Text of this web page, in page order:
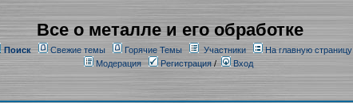
Все о металле и его обработке
Поиск Свежие темы Горячие Темы Участники
На главную страницу
Модерация
Регистрация/ Вход